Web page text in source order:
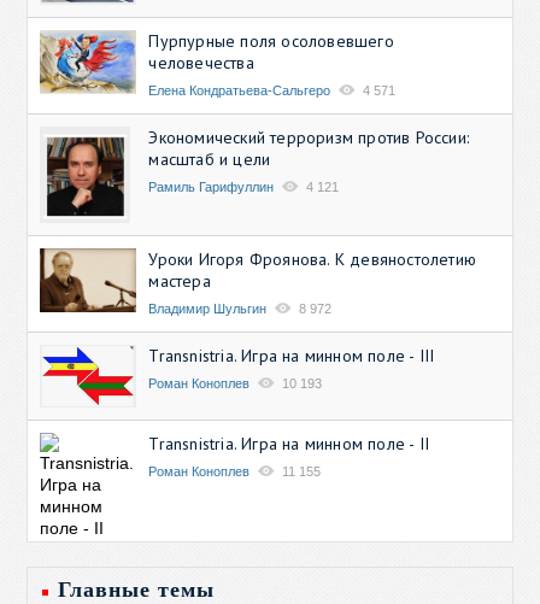
Пурпурные поля осоловевшего
человечества
Елена Кондратьева-Сальгеро 4 571
Экономический терроризм против России:
масштаб и цели
Рамиль Гарифуллин 4 121
Уроки Игоря Фроянова. К девяностолетию
мастера
Владимир Шульгин 8 972
Transnistria. Игра на минном поле - III
Роман Коноплев 10 193
Transnistria. Игра на минном поле - II
Роман Коноплев 11 155
Главные темы